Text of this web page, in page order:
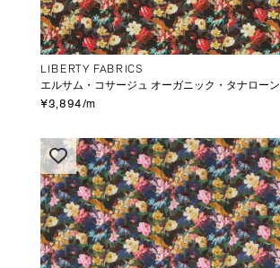
LIBERTY FABRICS
エルサム・コサージュ オーガニック・タナローン
¥3,894/m